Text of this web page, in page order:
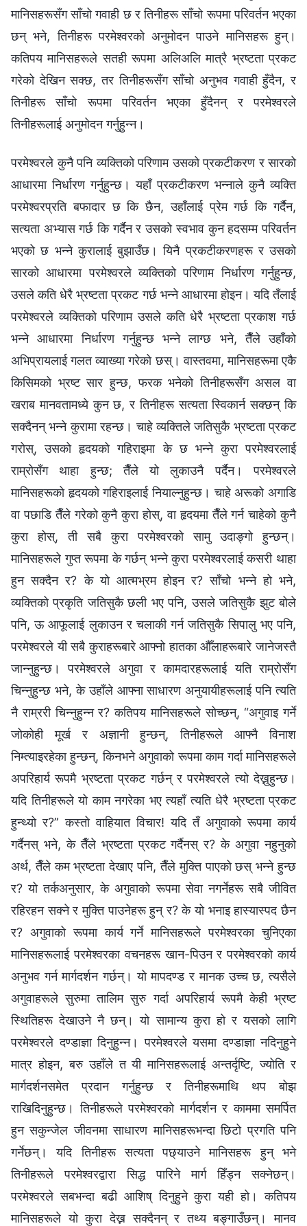
मानिसहरूसँग साँचो गवाही छ र तिनीहरू साँचो रूपमा परिवर्तन भएका
छन् भने, तिनीहरू परमेश्‍वरको अनुमोदन पाउने मानिसहरू हुन्।
कतिपय मानिसहरूले सतही रूपमा अलिअलि मात्रै भ्रष्टता प्रकट
गरेको देखिन सक्छ, तर तिनीहरूसँग साँचो अनुभव गवाही हुँदैन, र
तिनीहरू साँचो रूपमा परिवर्तन भएका हुँदैनन् र परमेश्‍वरले
तिनीहरूलाई अनुमोदन गर्नुहुन्‍न।
परमेश्‍वरले कुनै पनि व्यक्तिको परिणाम उसको प्रकटीकरण र सारको
आधारमा निर्धारण गर्नुहुन्छ। यहाँ प्रकटीकरण भन्नाले कुनै व्यक्ति
परमेश्‍वरप्रति बफादार छ कि छैन, उहाँलाई प्रेम गर्छ कि गर्दैन,
सत्यता अभ्यास गर्छ कि गर्दैन र उसको स्वभाव कुन हदसम्म परिवर्तन
भएको छ भन्‍ने कुरालाई बुझाउँछ। यिनै प्रकटीकरणहरू र उसको
सारको आधारमा परमेश्‍वरले व्यक्तिको परिणाम निर्धारण गर्नुहुन्छ,
उसले कति धेरै भ्रष्टता प्रकट गर्छ भन्‍ने आधारमा होइन। यदि तँलाई
परमेश्‍वरले व्यक्तिको परिणाम उसले कति धेरै भ्रष्टता प्रकाश गर्छ
भन्‍ने आधारमा निर्धारण गर्नुहुन्छ भन्‍ने लाग्छ भने, तैँले उहाँको
अभिप्रायलाई गलत व्याख्या गरेको छस्। वास्तवमा, मानिसहरूमा एकै
किसिमको भ्रष्ट सार हुन्छ, फरक भनेको तिनीहरूसँग असल वा
खराब मानवतामध्ये कुन छ, र तिनीहरू सत्यता स्विकार्न सक्छन् कि
सक्दैनन् भन्‍ने कुरामा रहन्छ। चाहे व्यक्तिले जतिसुकै भ्रष्टता प्रकट
गरोस्, उसको हृदयको गहिराइमा के छ भन्‍ने कुरा परमेश्‍वरलाई
राम्रोसँग थाहा हुन्छ; तैँले यो लुकाउनै पर्दैन। परमेश्‍वरले
मानिसहरूको हृदयको गहिराइलाई नियाल्नुहुन्छ। चाहे अरूको अगाडि
वा पछाडि तैँले गरेको कुनै कुरा होस्, वा हृदयमा तैँले गर्न चाहेको कुनै
कुरा होस्, ती सबै कुरा परमेश्‍वरको सामु उदाङ्गो हुन्छन्।
मानिसहरूले गुप्त रूपमा के गर्छन् भन्‍ने कुरा परमेश्‍वरलाई कसरी थाहा
हुन सक्दैन र? के यो आत्मभ्रम होइन र? साँचो भन्‍ने हो भने,
व्यक्तिको प्रकृति जतिसुकै छली भए पनि, उसले जतिसुकै झुट बोले
पनि, ऊ आफूलाई लुकाउन र चलाकी गर्न जतिसुकै सिपालु भए पनि,
परमेश्‍वरले यी सबै कुराहरूबारे आफ्नो हातका औँलाहरूबारे जानेजस्तै
जान्‍नुहुन्छ। परमेश्‍वरले अगुवा र कामदारहरूलाई यति राम्रोसँग
चिन्‍नुहुन्छ भने, के उहाँले आफ्ना साधारण अनुयायीहरूलाई पनि त्यति
नै राम्ररी चिन्‍नुहुन्‍न र? कतिपय मानिसहरूले सोच्छन्, “अगुवाइ गर्ने
जोकोही मूर्ख र अज्ञानी हुन्छन्, तिनीहरूले आफ्नै विनाश
निम्त्याइरहेका हुन्छन्, किनभने अगुवाको रूपमा काम गर्दा मानिसहरूले
अपरिहार्य रूपमै भ्रष्टता प्रकट गर्छन् र परमेश्‍वरले त्यो देख्नुहुन्छ।
यदि तिनीहरूले यो काम नगरेका भए त्यहाँ त्यति धेरै भ्रष्टता प्रकट
हुन्थ्यो र?” कस्तो वाहियात विचार! यदि तँ अगुवाको रूपमा कार्य
गर्दैनस् भने, के तैँले भ्रष्टता प्रकट गर्दैनस् र? के अगुवा नहुनुको
अर्थ, तैँले कम भ्रष्टता देखाए पनि, तैँले मुक्ति पाएको छस् भन्‍ने हुन्छ
र? यो तर्कअनुसार, के अगुवाको रूपमा सेवा नगर्नेहरू सबै जीवित
रहिरहन सक्ने र मुक्ति पाउनेहरू हुन् र? के यो भनाइ हास्यास्पद छैन
र? अगुवाको रूपमा कार्य गर्ने मानिसहरूले परमेश्‍वरका चुनिएका
मानिसहरूलाई परमेश्‍वरका वचनहरू खान-पिउन र परमेश्‍वरको कार्य
अनुभव गर्न मार्गदर्शन गर्छन्। यो मापदण्ड र मानक उच्च छ, त्यसैले
अगुवाहरूले सुरुमा तालिम सुरु गर्दा अपरिहार्य रूपमै केही भ्रष्ट
स्थितिहरू देखाउने नै छन्। यो सामान्य कुरा हो र यसको लागि
परमेश्‍वरले दण्डाज्ञा दिनुहुन्‍न। परमेश्‍वरले यसमा दण्डाज्ञा नदिनुहुने
मात्र होइन, बरु उहाँले त यी मानिसहरूलाई अन्तर्दृष्टि, ज्योति र
मार्गदर्शनसमेत प्रदान गर्नुहुन्छ र तिनीहरूमाथि थप बोझ
राखिदिनुहुन्छ। तिनीहरूले परमेश्‍वरको मार्गदर्शन र काममा समर्पित
हुन सकुन्जेल जीवनमा साधारण मानिसहरूभन्दा छिटो प्रगति पनि
गर्नेछन्। यदि तिनीहरू सत्यता पछ्याउने मानिसहरू हुन् भने
तिनीहरूले परमेश्‍वरद्वारा सिद्ध पारिने मार्ग हिँड्न सक्नेछन्।
परमेश्‍वरले सबभन्दा बढी आशिष् दिनुहुने कुरा यही हो। कतिपय
मानिसहरूले यो कुरा देख्न सक्दैनन् र तथ्य बङ्गाउँछन्। मानव